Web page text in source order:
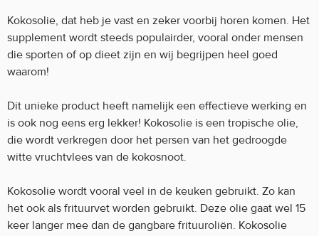
Kokosolie, dat heb je vast en zeker voorbij horen komen. Het
supplement wordt steeds populairder, vooral onder mensen
die sporten of op dieet zijn en wij begrijpen heel goed
waarom!
Dit unieke product heeft namelijk een effectieve werking en
is ook nog eens erg lekker! Kokosolie is een tropische olie,
die wordt verkregen door het persen van het gedroogde
witte vruchtvlees van de kokosnoot.
Kokosolie wordt vooral veel in de keuken gebruikt. Zo kan
het ook als frituurvet worden gebruikt. Deze olie gaat wel 15
keer langer mee dan de gangbare frituuroliën. Kokosolie